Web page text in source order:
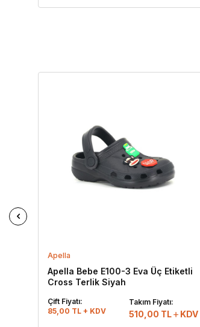
Apella
Apella Bebe E100-3 Eva Üç Etiketli
Cross Terlik Siyah
Çift Fiyatı:
85,00 TL + KDV
Takım Fiyatı:
510,00 TL KDV